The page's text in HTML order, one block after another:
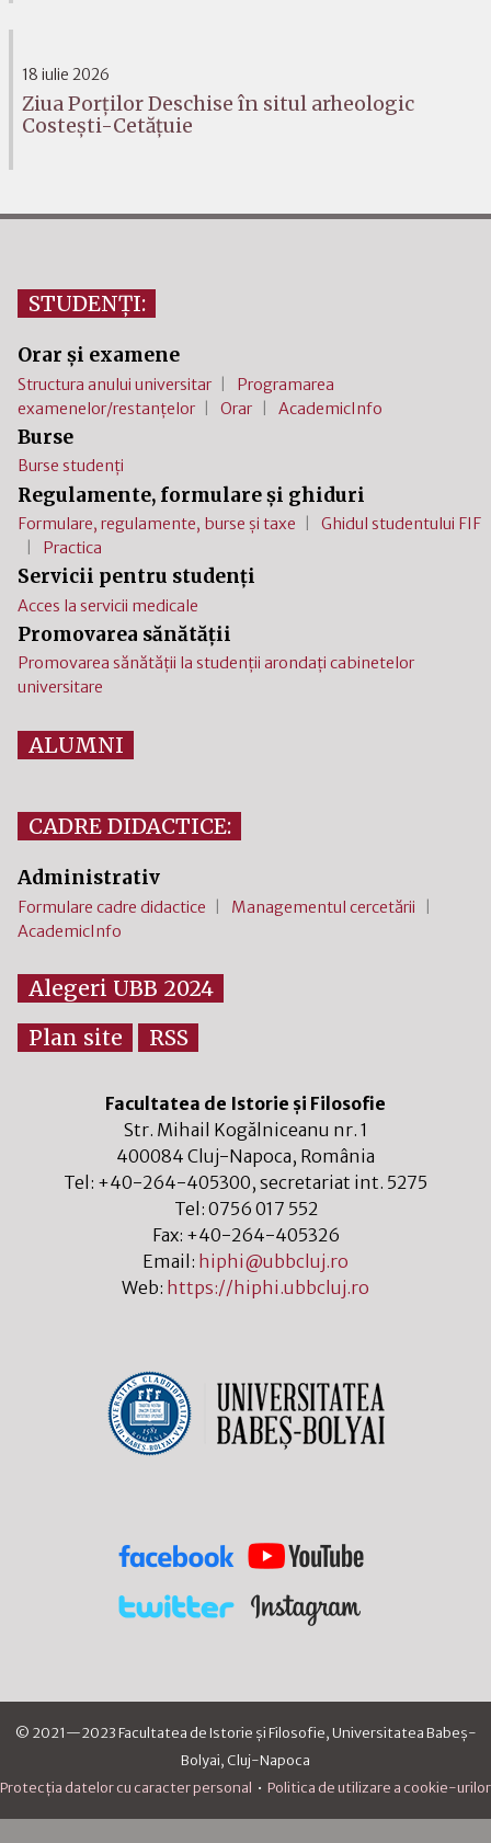
18 iulie 2026
Ziua Porților Deschise în situl arheologic
Costești-Cetățuie
STUDENȚI:
Orar și examene
Structura anului universitar
Programarea
examenelor/restanțelor
Orar AcademicInfo
Burse
Burse studenți
Regulamente, formulare și ghiduri
Formulare, regulamente, burse și taxe
Ghidul studentului FIF
Practica
Servicii pentru studenți
Acces la servicii medicale
Promovarea sănătății
Promovarea sănătății la studenții arondați cabinetelor
universitare
ALUMNI
CADRE DIDACTICE:
Administrativ
Formulare cadre didactice
Managementul cercetării
AcademicInfo
Alegeri UBB 2024
Plan site
RSS
Facultatea de Istorie și Filosofie
Str. Mihail Kogălniceanu nr. 1
400084 Cluj-Napoca, România
Tel: +40-264-405300, secretariat int. 5275
Tel: 0756 017 552
Fax: +40-264-405326
Email: hiphi@ubbcluj.ro
Web: https://hiphi.ubbcluj.ro
© 2021—2023 Facultatea de Istorie și Filosofie, Universitatea Babeș-
Bolyai, Cluj-Napoca
Protecția datelor cu caracter personal • Politica de utilizare a cookie-urilor